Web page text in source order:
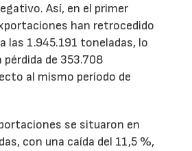
Así, en el primer
han retrocedido
las 1.945.191 toneladas, lo
pérdida de 353.708
al mismo período de
se situaron en
con una caída del 11,5 %,